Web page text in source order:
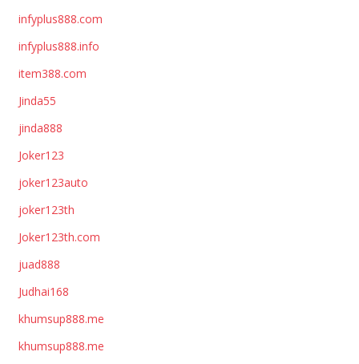
infyplus888.com
infyplus888.info
item388.com
Jinda55
jinda888
Joker123
joker123auto
joker123th
Joker123th.com
juad888
Judhai168
khumsup888.me
khumsup888.me